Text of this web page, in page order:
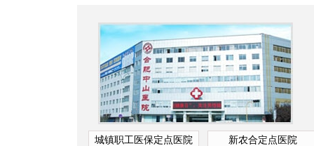
城镇职工医保定点医院 新农合定点医院